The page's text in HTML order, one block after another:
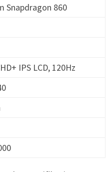
Snapdragon 860
IPS LCD, 120Hz